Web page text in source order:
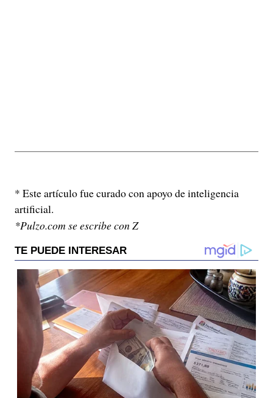
* Este artículo fue curado con apoyo de inteligencia
artificial.
*Pulzo.com se escribe con Z